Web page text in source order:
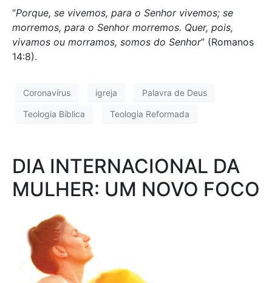
“Porque, se vivemos, para o Senhor vivemos; se
morremos, para o Senhor morremos. Quer, pois,
vivamos ou morramos, somos do Senhor” (Romanos
14:8).
Coronavírus igreja Palavra de Deus
Teologia Bíblica Teologia Reformada
DIA INTERNACIONAL DA
MULHER: UM NOVO FOCO